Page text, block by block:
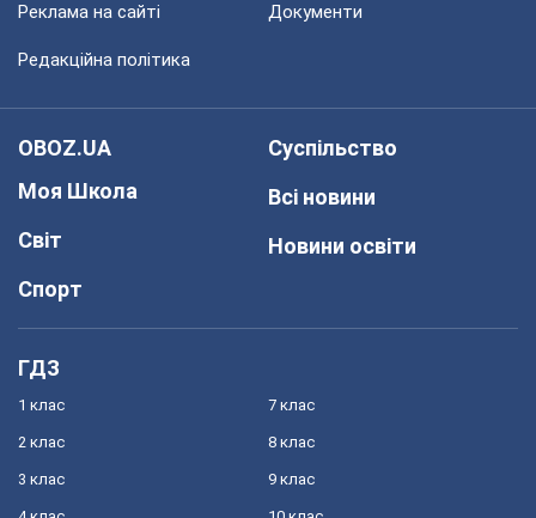
Реклама на сайті Документи
Редакційна політика
OBOZ.UA
Моя Школа
Світ
Спорт
Суспільство
Всі новини
Новини освіти
ГДЗ
1 клас
2 клас
3 клас
7 клас
8 клас
9 клас